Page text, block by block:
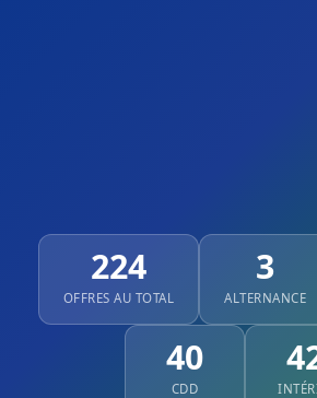
224
OFFRES AU TOTAL
3
ALTERNANCE
40
CDD